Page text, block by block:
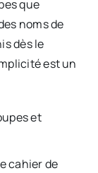
que
noms de
dès le
est un
et
cahier de